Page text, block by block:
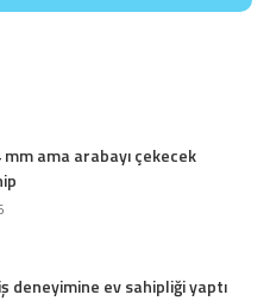
ama arabayı çekecek
deneyimine ev sahipliği yaptı